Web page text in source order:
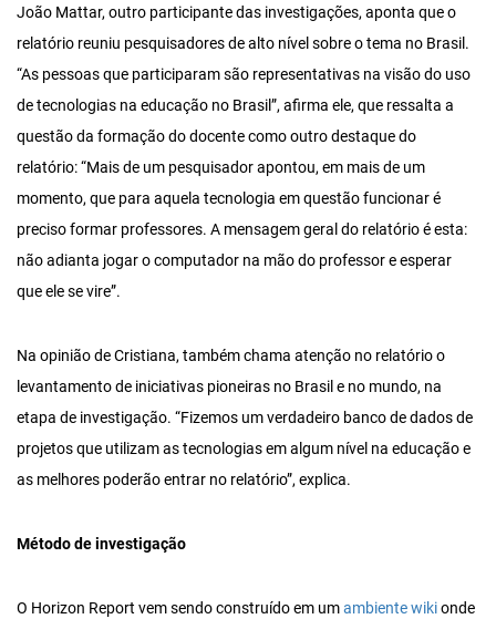
João Mattar, outro participante das investigações, aponta que o
relatório reuniu pesquisadores de alto nível sobre o tema no Brasil.
“As pessoas que participaram são representativas na visão do uso
de tecnologias na educação no Brasil”, afirma ele, que ressalta a
questão da formação do docente como outro destaque do
relatório: “Mais de um pesquisador apontou, em mais de um
momento, que para aquela tecnologia em questão funcionar é
preciso formar professores. A mensagem geral do relatório é esta:
não adianta jogar o computador na mão do professor e esperar
que ele se vire”.
Na opinião de Cristiana, também chama atenção no relatório o
levantamento de iniciativas pioneiras no Brasil e no mundo, na
etapa de investigação. “Fizemos um verdadeiro banco de dados de
projetos que utilizam as tecnologias em algum nível na educação e
as melhores poderão entrar no relatório”, explica.
Método de investigação
O Horizon Report vem sendo construído em umambiente wikionde